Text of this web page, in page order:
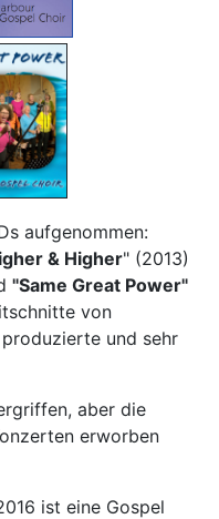
aufgenommen:
& Higher" (2013)
"Same Great Power"
von
und sehr
aber die
erworben
ist eine Gospel